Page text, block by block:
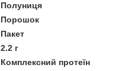
Полуниця
Порошок
Пакет
2.2 г
Комплексний протеїн